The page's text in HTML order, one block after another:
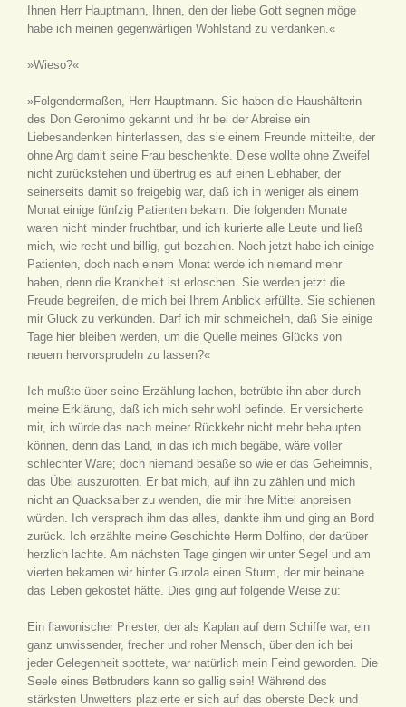
Ihnen Herr Hauptmann, Ihnen, den der liebe Gott segnen möge
habe ich meinen gegenwärtigen Wohlstand zu verdanken.«
»Wieso?«
»Folgendermaßen, Herr Hauptmann. Sie haben die Haushälterin
des Don Geronimo gekannt und ihr bei der Abreise ein
Liebesandenken hinterlassen, das sie einem Freunde mitteilte, der
ohne Arg damit seine Frau beschenkte. Diese wollte ohne Zweifel
nicht zurückstehen und übertrug es auf einen Liebhaber, der
seinerseits damit so freigebig war, daß ich in weniger als einem
Monat einige fünfzig Patienten bekam. Die folgenden Monate
waren nicht minder fruchtbar, und ich kurierte alle Leute und ließ
mich, wie recht und billig, gut bezahlen. Noch jetzt habe ich einige
Patienten, doch nach einem Monat werde ich niemand mehr
haben, denn die Krankheit ist erloschen. Sie werden jetzt die
Freude begreifen, die mich bei Ihrem Anblick erfüllte. Sie schienen
mir Glück zu verkünden. Darf ich mir schmeicheln, daß Sie einige
Tage hier bleiben werden, um die Quelle meines Glücks von
neuem hervorsprudeln zu lassen?«
Ich mußte über seine Erzählung lachen, betrübte ihn aber durch
meine Erklärung, daß ich mich sehr wohl befinde. Er versicherte
mir, ich würde das nach meiner Rückkehr nicht mehr behaupten
können, denn das Land, in das ich mich begäbe, wäre voller
schlechter Ware; doch niemand besäße so wie er das Geheimnis,
das Übel auszurotten. Er bat mich, auf ihn zu zählen und mich
nicht an Quacksalber zu wenden, die mir ihre Mittel anpreisen
würden. Ich versprach ihm das alles, dankte ihm und ging an Bord
zurück. Ich erzählte meine Geschichte Herrn Dolfino, der darüber
herzlich lachte. Am nächsten Tage gingen wir unter Segel und am
vierten bekamen wir hinter Gurzola einen Sturm, der mir beinahe
das Leben gekostet hätte. Dies ging auf folgende Weise zu:
Ein flawonischer Priester, der als Kaplan auf dem Schiffe war, ein
ganz unwissender, frecher und roher Mensch, über den ich bei
jeder Gelegenheit spottete, war natürlich mein Feind geworden. Die
Seele eines Betbruders kann so gallig sein! Während des
stärksten Unwetters plazierte er sich auf das oberste Deck und